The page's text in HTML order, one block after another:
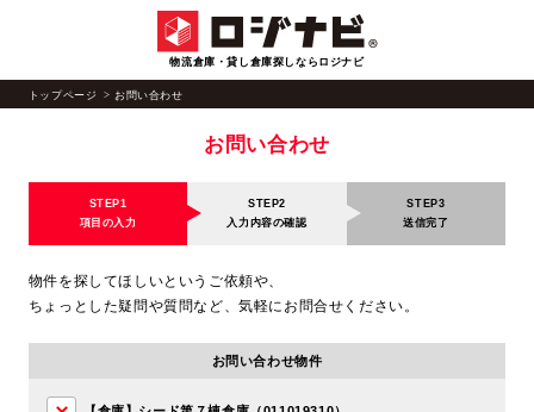
物流倉庫・貸し倉庫探しならロジナビ
トップページ お問い合わせ
お問い合わせ
STEP1
項目の入力
STEP2
入力内容の確認
STEP3
送信完了
物件を探してほしいというご依頼や、
ちょっとした疑問や質問など、気軽にお問合せください。
お問い合わせ物件